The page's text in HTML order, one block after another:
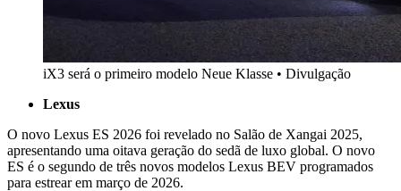
iX3 será o primeiro modelo Neue Klasse • Divulgação
Lexus
O novo Lexus ES 2026 foi revelado no Salão de Xangai 2025,
apresentando uma oitava geração do sedã de luxo global. O novo
ES é o segundo de três novos modelos Lexus BEV programados
para estrear em março de 2026.